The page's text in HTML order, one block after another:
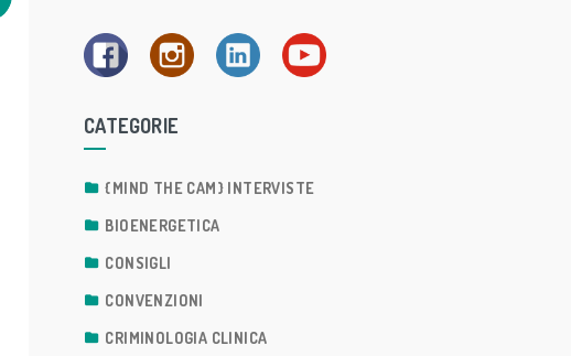
CATEGORIE
{MIND THE CAM} INTERVISTE
BIOENERGETICA
CONSIGLI
CONVENZIONI
CRIMINOLOGIA CLINICA